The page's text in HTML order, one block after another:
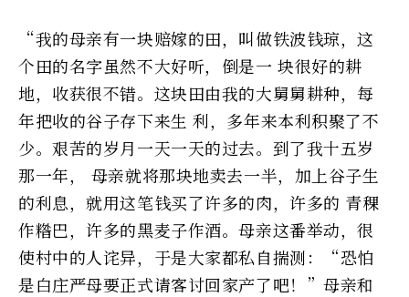
“我的母亲有一块赔嫁的田，叫做铁波钱琼，这
个田的名字虽然不大好听，倒是一 块很好的耕
地，收获很不错。这块田由我的大舅舅耕种，每
年把收的谷子存下来生 利，多年来本利积聚了不
少。艰苦的岁月一天一天的过去。到了我十五岁
那一年， 母亲就将那块地卖去一半，加上谷子生
的利息，就用这笔钱买了许多的肉，许多的 青稞
作糌巴，许多的黑麦子作酒。母亲这番举动，很
使村中的人诧异，于是大家都私自揣测：“恐怕
是白庄严母要正式请客讨回家产了吧！”母亲和